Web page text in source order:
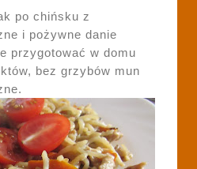
po chińsku z
i pożywne danie
przygotować w domu
bez grzybów mun